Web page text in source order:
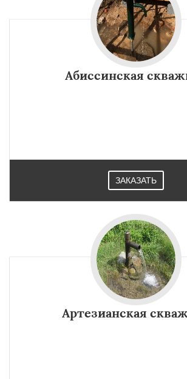
Абиссинская
ЗАКАЗАТЬ
Артезианская